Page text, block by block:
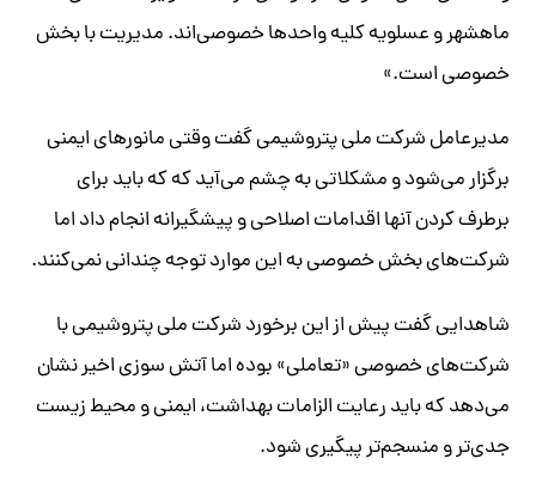
ماهشهر و عسلویه کلیه واحدها خصوصی‌اند. مدیریت با بخش
خصوصی است.»
مدیرعامل شرکت ملی پتروشیمی گفت وقتی مانورهای ایمنی
برگزار می‌شود و مشکلاتی به چشم می‌آید که که باید برای
برطرف کردن آنها اقدامات اصلاحی و پیشگیرانه انجام داد اما
شرکت‌های بخش خصوصی به این موارد توجه چندانی نمی‌کنند.
شاهدایی گفت پیش از این برخورد شرکت ملی پتروشیمی با
شرکت‌های خصوصی «تعاملی» بوده اما آتش سوزی اخیر نشان‌
می‌دهد که باید رعایت الزامات بهداشت، ایمنی و محیط زیست
جدی‌تر و منسجم‌تر پیگیری شود.